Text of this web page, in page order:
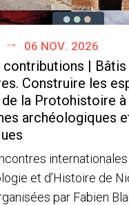
06 nov. 2026
contributions |
Construire les
la Protohistoire à
archéologiques
internationales
et d’Histoire de
par Fabien